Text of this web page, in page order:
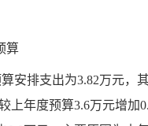
算
安排支出为3.82万元，
上年度预算3.6万元增